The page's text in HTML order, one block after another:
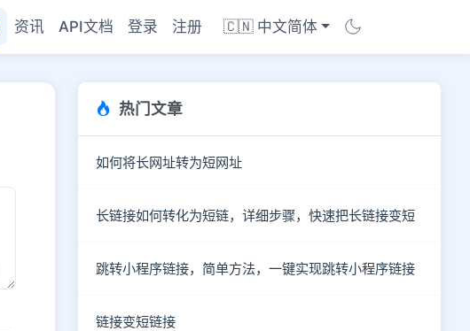
资讯 API文档 登录 注册 🇨🇳 中文简体
热门文章
如何将长网址转为短网址
长链接如何转化为短链，详细步骤，快速把长链接变短
跳转小程序链接，简单方法，一键实现跳转小程序链接
链接变短链接